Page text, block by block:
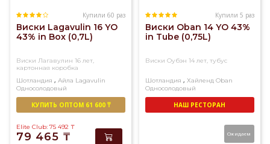
Купили 60 раз
Виски Lagavulin 16 YO
43% in Box (0,7L)
Виски Лагавулин 16 лет,
картонная коробка
Шотландия , Айла Lagavulin
Односолодовый
КУПИТЬ ОПТОМ 61 600 ₸
Elite Club: 75 492 ₸
79 465 ₸
Купили 5 раз
Виски Oban 14 YO 43%
in Tube (0,75L)
Виски Оубэн 14 лет, тубус
Шотландия , Хайленд Oban
Односолодовый
НАШ РЕСТОРАН
Ожидаем